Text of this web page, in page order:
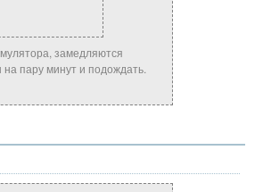
замедляются
пару минут и подождать.